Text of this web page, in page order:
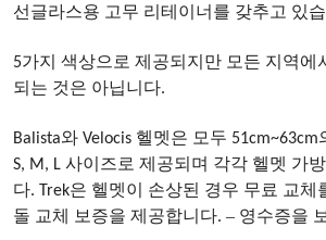
선글라스용 고무 ​​리테이너를 갖추고 있
5가지 색상으로 제공되지만 모든 지역에
되는 것은 아닙니다.
Balista와 Velocis 헬멧은 모두
S, M, L 사이즈로 제공되며 각각 헬멧 가
다. Trek은 헬멧이 손상된 경우 무료 교체
돌 교체 보증을 제공합니다. – 영수증을